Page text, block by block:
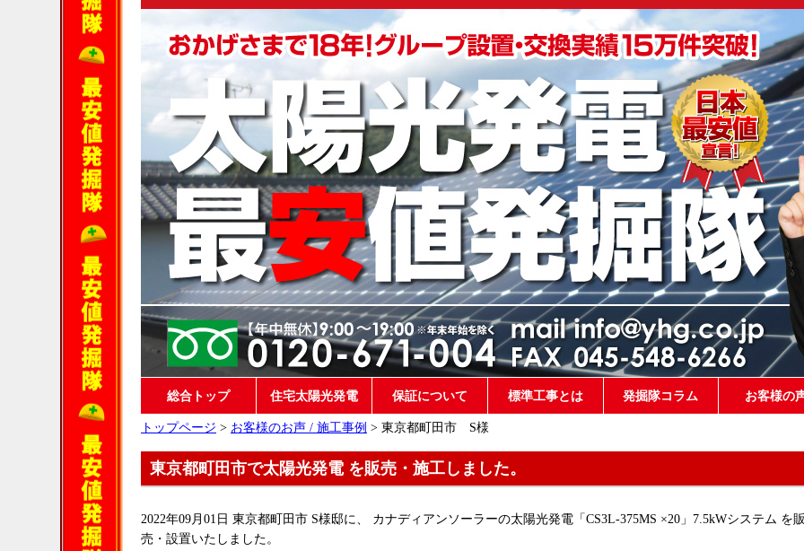
総合トップ 住宅太陽光発電 保証について 標準工事とは 発掘隊コラム お客様の
トップページ > お客様のお声 / 施工事例 > 東京都町田市 S様
東京都町田市で太陽光発電 を販売・施工しました。
2022年09月01日 東京都町田市 S様邸に、 カナディアンソーラーの太陽光発電「CS3L-375MS ×20」7.5kWシステム を
売・設置いたしました。